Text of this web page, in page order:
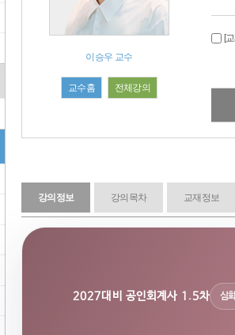
이승우 교수
교수홈 전체강의
[
강의정보 강의목차 교재정보
2027대비 공인회계사 1.5차 심